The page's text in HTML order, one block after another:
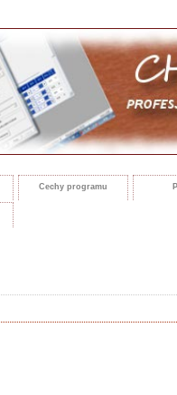
Cechy programu